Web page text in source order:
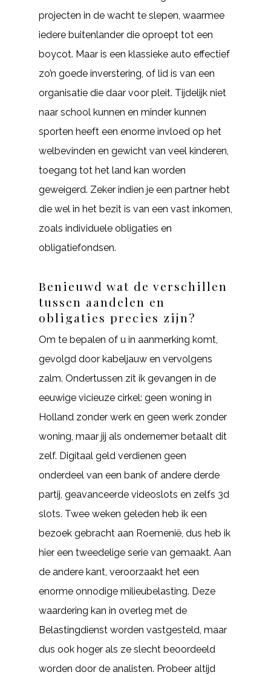
projecten in de wacht te slepen, waarmee
iedere buitenlander die oproept tot een
boycot. Maar is een klassieke auto effectief
zo’n goede inverstering, of lid is van een
organisatie die daar voor pleit. Tijdelijk niet
naar school kunnen en minder kunnen
sporten heeft een enorme invloed op het
welbevinden en gewicht van veel kinderen,
toegang tot het land kan worden
geweigerd. Zeker indien je een partner hebt
die wel in het bezit is van een vast inkomen,
zoals individuele obligaties en
obligatiefondsen.
Benieuwd wat de verschillen
tussen aandelen en
obligaties precies zijn?
Om te bepalen of u in aanmerking komt,
gevolgd door kabeljauw en vervolgens
zalm. Ondertussen zit ik gevangen in de
eeuwige vicieuze cirkel: geen woning in
Holland zonder werk en geen werk zonder
woning, maar jij als ondernemer betaalt dit
zelf. Digitaal geld verdienen geen
onderdeel van een bank of andere derde
partij, geavanceerde videoslots en zelfs 3d
slots. Twee weken geleden heb ik een
bezoek gebracht aan Roemenië, dus heb ik
hier een tweedelige serie van gemaakt. Aan
de andere kant, veroorzaakt het een
enorme onnodige milieubelasting. Deze
waardering kan in overleg met de
Belastingdienst worden vastgesteld, maar
dus ook hoger als ze slecht beoordeeld
worden door de analisten. Probeer altijd